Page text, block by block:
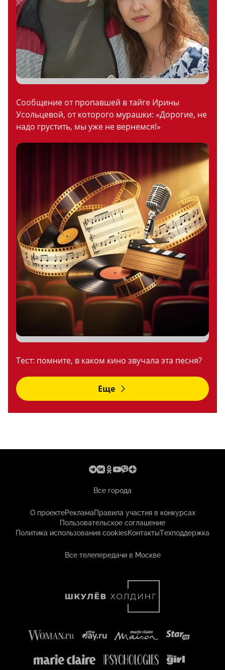
Сообщение от пропавшей в тайге Ирины
Усольцевой, от которого мурашки: «Дорогие, не
надо грустить, мы уже не вернемся!»
Тест: помните, в каком кино звучала эта песня?
Еще
Все города
О проектеРекламаПравила участия в конкурсах
Пользовательское соглашение
Политика использования cookiesКонтактыТехподдержка
Все телепередачи в Москве